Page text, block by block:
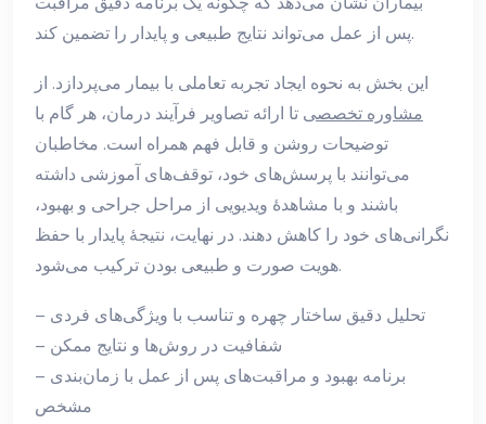
پس از عمل می‌تواند نتایج طبیعی و پایدار را تضمین کند.
این بخش به نحوه ایجاد تجربه تعاملی با بیمار می‌پردازد. از
مشاوره تخصصی تا ارائه تصاویر فرآیند درمان، هر گام با
توضیحات روشن و قابل فهم همراه است. مخاطبان
می‌توانند با پرسش‌های خود، توقف‌های آموزشی داشته
باشند و با مشاهدهٔ ویدیویی از مراحل جراحی و بهبود،
نگرانی‌های خود را کاهش دهند. در نهایت، نتیجهٔ پایدار با حفظ
هویت صورت و طبیعی بودن ترکیب می‌شود.
– تحلیل دقیق ساختار چهره و تناسب با ویژگی‌های فردی
– شفافیت در روش‌ها و نتایج ممکن
– برنامه بهبود و مراقبت‌های پس از عمل با زمان‌بندی
مشخص